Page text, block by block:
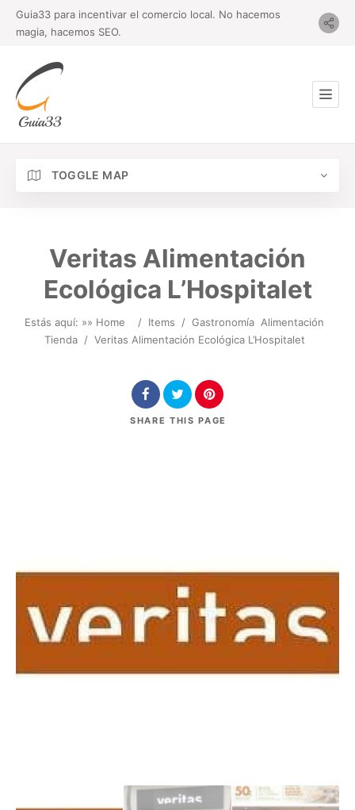
Guia33 para incentivar el comercio local. No hacemos
magia, hacemos SEO.
TOGGLE MAP
Veritas Alimentación
Ecológica L’Hospitalet
Estás aquí: »» Home / Items / Gastronomía Alimentación
Tienda / Veritas Alimentación Ecológica L’Hospitalet
SHARE THIS PAGE